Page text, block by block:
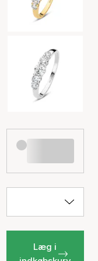
Læg i